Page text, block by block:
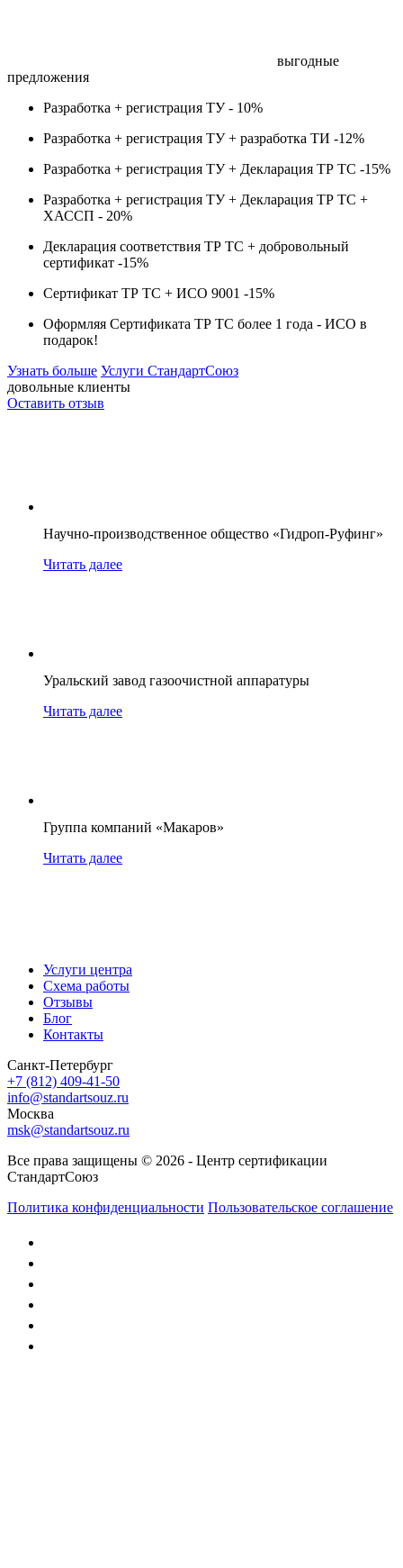
выгодные
предложения
Разработка + регистрация ТУ - 10%
Разработка + регистрация ТУ + разработка ТИ -12%
Разработка + регистрация ТУ + Декларация ТР ТС -15%
Разработка + регистрация ТУ + Декларация ТР ТС +
ХАССП - 20%
Декларация соответствия ТР ТС + добровольный
сертификат -15%
Сертификат ТР ТС + ИСО 9001 -15%
Оформляя Сертификата ТР ТС более 1 года - ИСО в
подарок!
Узнать больше Услуги СтандартСоюз
довольные клиенты
Оставить отзыв
Научно-производственное общество «Гидроп-Руфинг»
Читать далее
Уральский завод газоочистной аппаратуры
Читать далее
Группа компаний «Макаров»
Читать далее
Услуги центра
Схема работы
Отзывы
Блог
Контакты
Санкт-Петербург
+7 (812) 409-41-50
info@standartsouz.ru
Москва
msk@standartsouz.ru
Все права защищены © 2026 - Центр сертификации
СтандартСоюз
Политика конфиденциальности Пользовательское соглашение